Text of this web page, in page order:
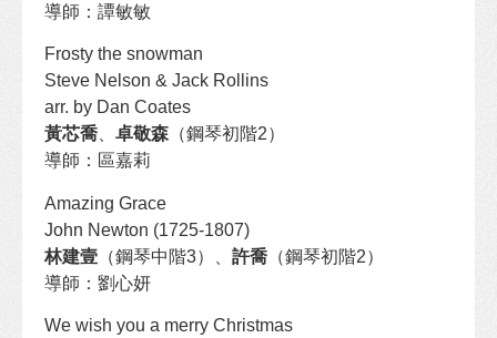
導師：譚敏敏
Frosty the snowman
Steve Nelson & Jack Rollins
arr. by Dan Coates
黃芯喬
卓敬森 （鋼琴初階2）
導師：區嘉莉
Amazing Grace
John Newton (1725-1807)
林建壹 （鋼琴中階3）、 許喬 （鋼琴初階2）
導師：劉心妍
We wish you a merry Christmas